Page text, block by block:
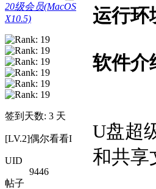
20级会员(MacOS
X10.5)
签到天数: 3 天
[LV.2]偶尔看看I
UID
9446
帖子
运行环
软件介
U盘超
和共享